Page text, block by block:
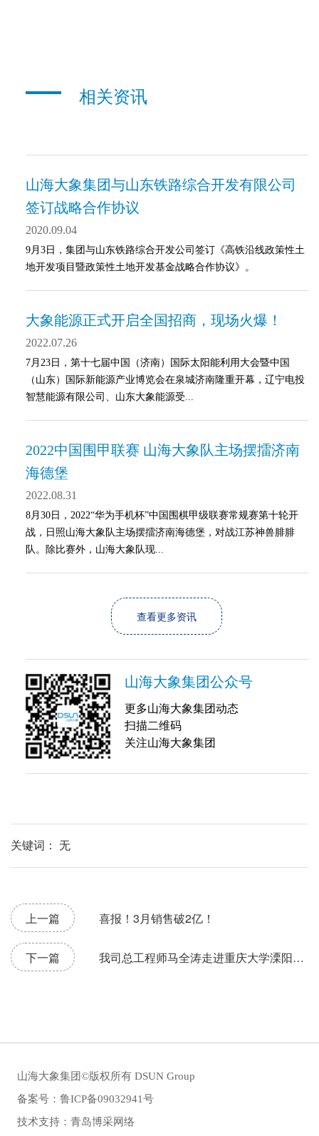
相关资讯
山海大象集团与山东铁路综合开发有限公司
签订战略合作协议
2020.09.04
9月3日，集团与山东铁路综合开发公司签订《高铁沿线政策性土
地开发项目暨政策性土地开发基金战略合作协议》。
大象能源正式开启全国招商，现场火爆！
2022.07.26
7月23日，第十七届中国（济南）国际太阳能利用大会暨中国
（山东）国际新能源产业博览会在泉城济南隆重开幕，辽宁电投
智慧能源有限公司、山东大象能源受...
2022中国围甲联赛 山海大象队主场摆擂济南
海德堡
2022.08.31
8月30日，2022“华为手机杯”中国围棋甲级联赛常规赛第十轮开
战，日照山海大象队主场摆擂济南海德堡，对战江苏神兽腓腓
队。除比赛外，山海大象队现...
查看更多资讯
山海大象集团公众号
更多山海大象集团动态
扫描二维码
关注山海大象集团
关键词： 无
上一篇 喜报！3月销售破2亿！
下一篇
山海大象集团©版权所有 DSUN Group
备案号： 鲁ICP备09032941号
技术支持：青岛博采网络